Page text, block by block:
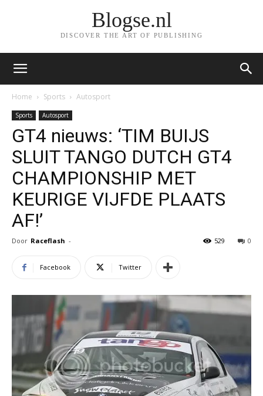
Blogse.nl
DISCOVER THE ART OF PUBLISHING
Home Sports Autosport
Sports Autosport
GT4 nieuws: ‘TIM BUIJS
SLUIT TANGO DUTCH GT4
CHAMPIONSHIP MET
KEURIGE VIJFDE PLAATS
AF!’
Door Raceflash - 0
529
Facebook Twitter